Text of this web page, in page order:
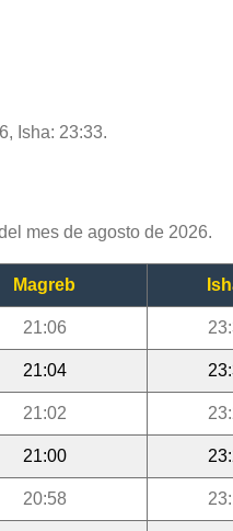
Isha: 23:33.
mes de agosto de 2026.
Magreb
21:06
21:04
21:02
21:00
20:58